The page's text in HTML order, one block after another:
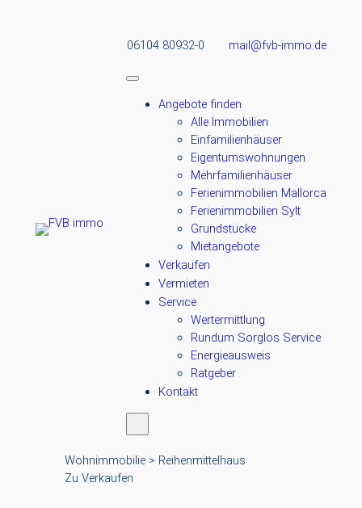
06104 80932-0 mail@fvb-immo.de
Angebote finden
Alle Immobilien
Einfamilienhäuser
Eigentumswohnungen
Mehrfamilienhäuser
Ferienimmobilien Mallorca
Ferienimmobilien Sylt
Grundstücke
Mietangebote
Verkaufen
Vermieten
Service
Wertermittlung
Rundum Sorglos Service
Energieausweis
Ratgeber
Kontakt
Wohnimmobilie > Reihenmittelhaus
Zu Verkaufen